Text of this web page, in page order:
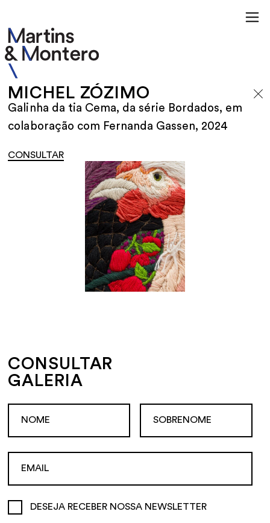
MICHEL ZÓZIMO
Galinha da tia Cema, da série Bordados, em
colaboração com Fernanda Gassen, 2024
CONSULTAR
CONSULTAR
GALERIA
DESEJA RECEBER NOSSA NEWSLETTER